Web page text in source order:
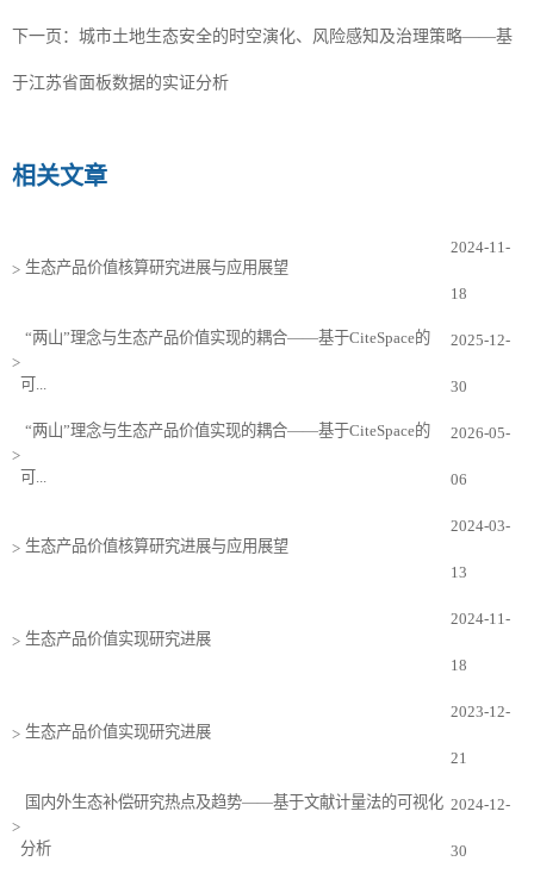
下一页： 城市土地生态安全的时空演化、风险感知及治理策略——基
于江苏省面板数据的实证分析
相关文章
> 生态产品价值核算研究进展与应用展望
2024-11-
18
>
“两山”理念与生态产品价值实现的耦合——基于CiteSpace的
可...
2025-12-
30
>
“两山”理念与生态产品价值实现的耦合——基于CiteSpace的
可...
2026-05-
06
> 生态产品价值核算研究进展与应用展望
2024-03-
13
> 生态产品价值实现研究进展
2024-11-
18
> 生态产品价值实现研究进展
2023-12-
21
>
国内外生态补偿研究热点及趋势——基于文献计量法的可视化
分析
2024-12-
30